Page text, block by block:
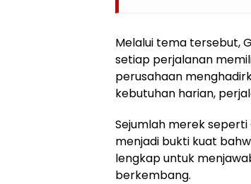
Melalui tema tersebut,
setiap perjalanan
perusahaan
kebutuhan harian,
Sejumlah merek seperti
menjadi bukti kuat
lengkap untuk
berkembang.